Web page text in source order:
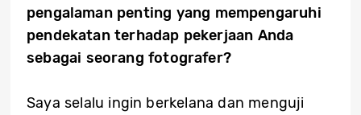
pengalaman penting yang mempengaruhi
pendekatan terhadap pekerjaan Anda
sebagai seorang fotografer?
Saya selalu ingin berkelana dan menguji